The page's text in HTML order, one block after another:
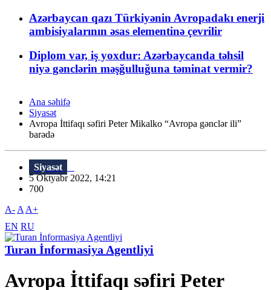
Azərbaycan qazı Türkiyənin Avropadakı enerji
ambisiyalarının əsas elementinə çevrilir
Diplom var, iş yoxdur: Azərbaycanda təhsil
niyə gənclərin məşğulluğuna təminat vermir?
Ana səhifə
Siyasət
Avropa İttifaqı səfiri Peter Mikalko “Avropa gənclər ili”
barədə
Siyasət
5 Oktyabr 2022, 14:21
700
A- A A+
EN RU
Turan İnformasiya Agentliyi
Avropa İttifaqı səfiri Peter